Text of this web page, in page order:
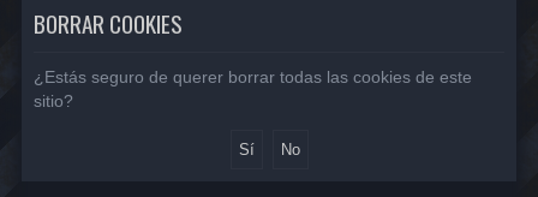
BORRAR COOKIES
¿Estás seguro de querer borrar todas las cookies de este
sitio?